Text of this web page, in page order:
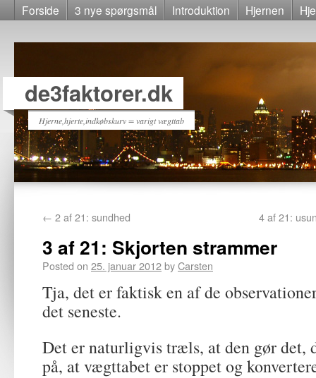
Forside 3 nye spørgsmål Introduktion Hjernen
de3faktorer.dk
Hjerne,hjerte,indkøbskurv = varigt vægttab
← 2 af 21: sundhed 4 af 21:
3 af 21: Skjorten strammer
Posted on 25. januar 2012byCarsten
Tja, det er faktisk en af de
det seneste.
Det er naturligvis træls, at den gør det,
på, at vægttabet er stoppet og